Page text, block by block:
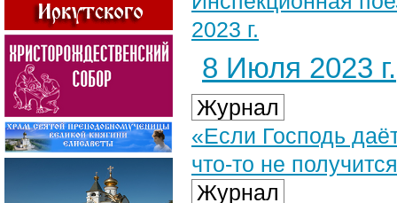
2023 г.
8 Июля 2023 г.
Журнал
«Если Господь
что-то не
Журнал